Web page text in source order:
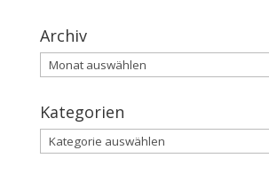
Archiv
Archiv
Kategorien
Kategorien